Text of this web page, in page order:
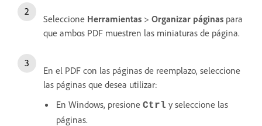
Seleccione Herramientas > Organizar páginas para
que ambos PDF muestren las miniaturas de página.
En el PDF con las páginas de reemplazo, seleccione
las páginas que desea utilizar:
En Windows, presione Ctrl y seleccione las
páginas.